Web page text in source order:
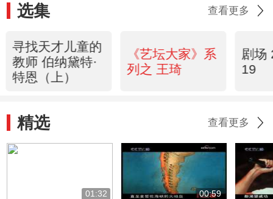
选集 查看更多
寻找天才儿童的
教师 伯纳黛特·
特恩（上）
《艺坛大家》系
列之 王琦
剧场
19
精选 查看更多
01:32 00:59